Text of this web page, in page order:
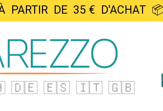
PARTIR DE 35 €
🇩🇪 🇪🇸 🇮🇹 🇬🇧